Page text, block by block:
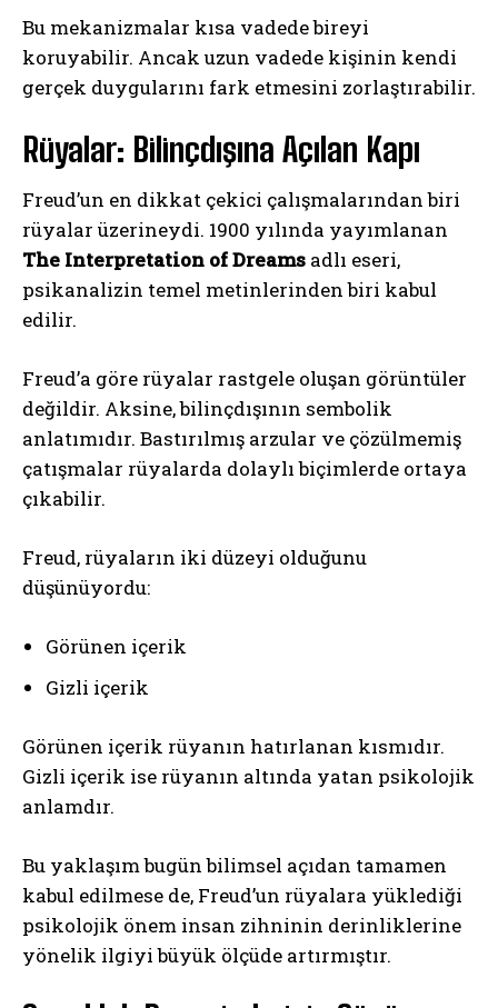
Bu mekanizmalar kısa vadede bireyi
koruyabilir. Ancak uzun vadede kişinin kendi
gerçek duygularını fark etmesini zorlaştırabilir.
Rüyalar: Bilinçdışına Açılan Kapı
Freud’un en dikkat çekici çalışmalarından biri
rüyalar üzerineydi. 1900 yılında yayımlanan
The Interpretation of Dreams adlı eseri,
psikanalizin temel metinlerinden biri kabul
edilir.
Freud’a göre rüyalar rastgele oluşan görüntüler
değildir. Aksine, bilinçdışının sembolik
anlatımıdır. Bastırılmış arzular ve çözülmemiş
çatışmalar rüyalarda dolaylı biçimlerde ortaya
çıkabilir.
Freud, rüyaların iki düzeyi olduğunu
düşünüyordu:
Görünen içerik
Gizli içerik
Görünen içerik rüyanın hatırlanan kısmıdır.
Gizli içerik ise rüyanın altında yatan psikolojik
anlamdır.
Bu yaklaşım bugün bilimsel açıdan tamamen
kabul edilmese de, Freud’un rüyalara yüklediği
psikolojik önem insan zihninin derinliklerine
yönelik ilgiyi büyük ölçüde artırmıştır.